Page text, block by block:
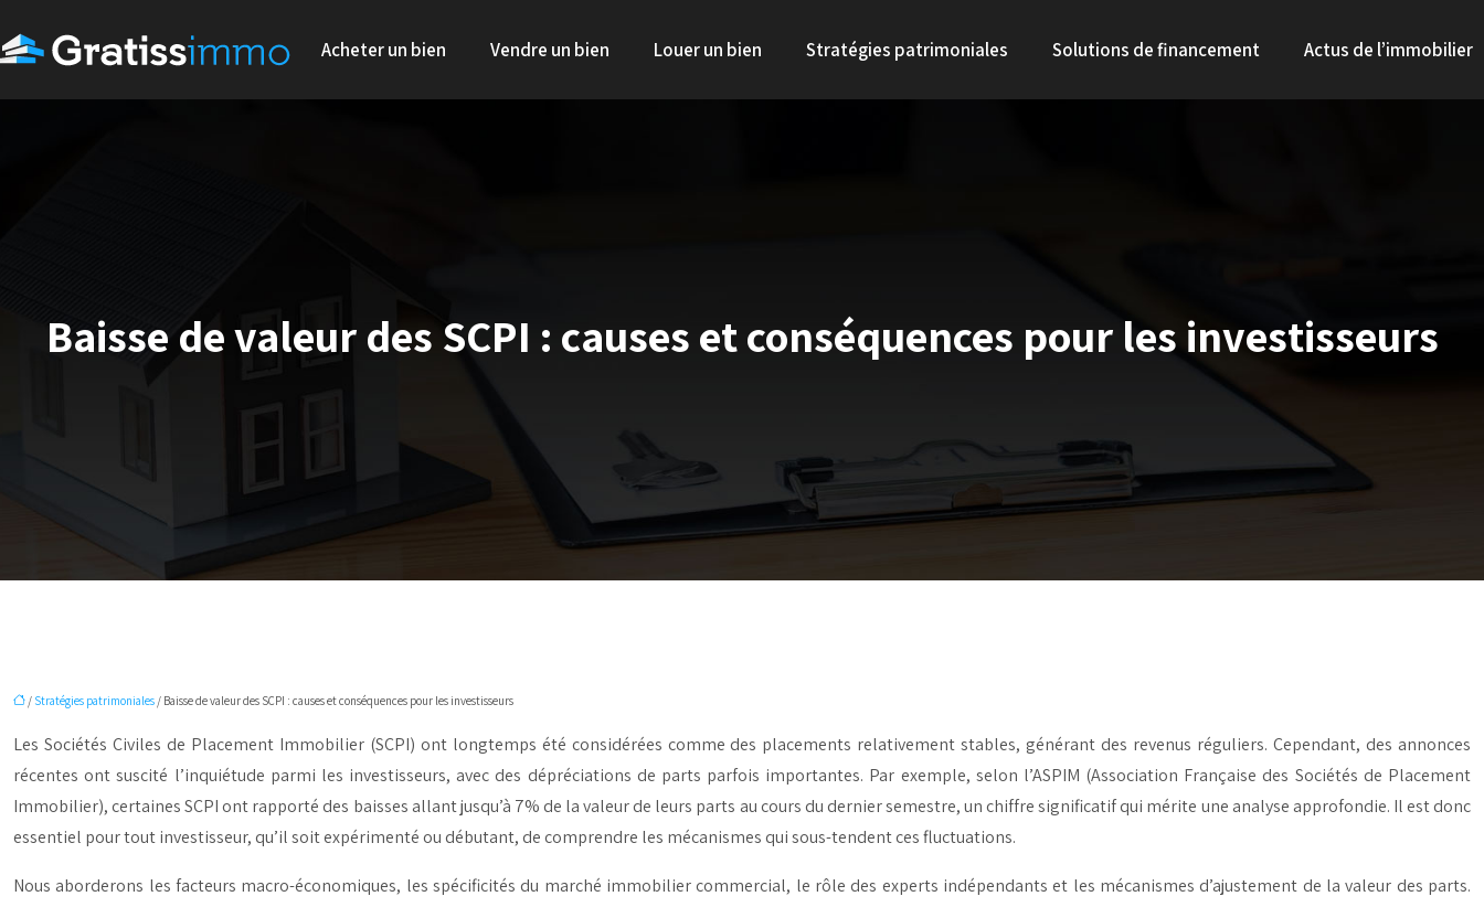
Acheter un bien Vendre un bien Louer un bien Stratégies patrimoniales Solutions de financement Actus de l’immobilier
Baisse de valeur des SCPI : causes et conséquences pour les investisseurs
/ Stratégies patrimoniales / Baisse de valeur des SCPI : causes et conséquences pour les investisseurs
Les Sociétés Civiles de Placement Immobilier (SCPI) ont longtemps été considérées comme des placements relativement stables, générant des revenus réguliers. Cependant, des annonces
récentes ont suscité l’inquiétude parmi les investisseurs, avec des dépréciations de parts parfois importantes. Par exemple, selon l’ASPIM (Association Française des Sociétés de Placement
Immobilier), certaines SCPI ont rapporté des baisses allant jusqu’à 7% de la valeur de leurs parts au cours du dernier semestre, un chiffre significatif qui mérite une analyse approfondie. Il est donc
essentiel pour tout investisseur, qu’il soit expérimenté ou débutant, de comprendre les mécanismes qui sous-tendent ces fluctuations.
Nous aborderons les facteurs macro-économiques, les spécificités du marché immobilier commercial, le rôle des experts indépendants et les mécanismes d’ajustement de la valeur des parts.